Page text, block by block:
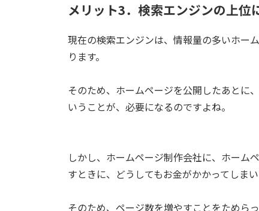
メリット3．検索エンジンの上位
現在の検索エンジンは、情報量の多いホー
ります。
そのため、ホームページを公開したあとに、
いうことが、必要になるのですよね。
しかし、ホームページ制作会社に、ホーム
すときに、どうしてもお金がかかってしまい
そのため、ページ数を増やすことをためら